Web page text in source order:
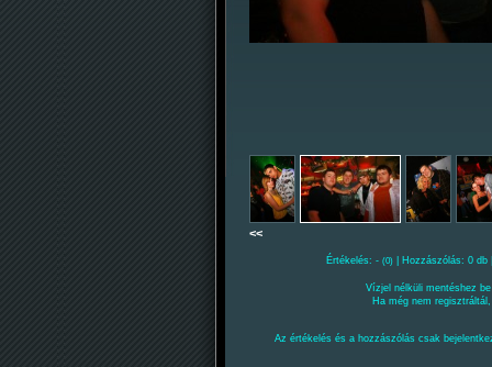
<<
Értékelés: - (0) | Hozzászólás: 0
Vízjel nélküli mentéshez
Ha még nem
Az értékelés és a hozzászólás csak